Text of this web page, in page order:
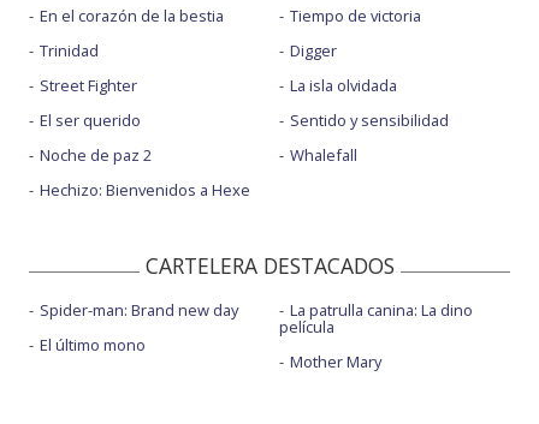
En el corazón de la bestia
Trinidad
Street Fighter
El ser querido
Noche de paz 2
Hechizo: Bienvenidos a Hexe
Tiempo de victoria
Digger
La isla olvidada
Sentido y sensibilidad
Whalefall
CARTELERA DESTACADOS
Spider-man: Brand new day
El último mono
La patrulla canina: La dino
película
Mother Mary